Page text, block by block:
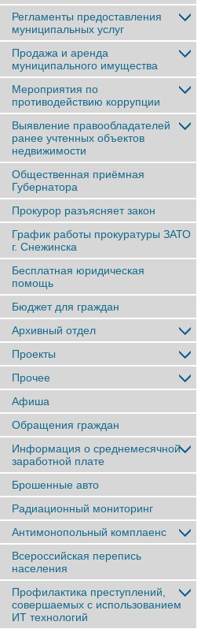
Регламенты предоставления
муниципальных услуг
Продажа и аренда
муниципального имущества
Мероприятия по
противодействию коррупции
Выявление правообладателей
ранее учтенныx объектов
недвижимости
Общественная приёмная
Губернатора
Прокурор разъясняет закон
График работы прокуратуры ЗАТО
г. Снежинска
Бесплатная юридическая
помощь
Бюджет для граждан
Архивный отдел
Проекты
Прочее
Афиша
Обращения граждан
Информация о среднемесячной
заработной плате
Брошенные авто
Радиационный мониторинг
Антимонопольный комплаенс
Всероссийская перепись
населения
Профилактика преступлений,
совершаемых с использованием
ИТ технологий